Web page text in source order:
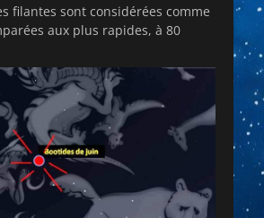
filantes sont considérées comme
aux plus rapides, à 80